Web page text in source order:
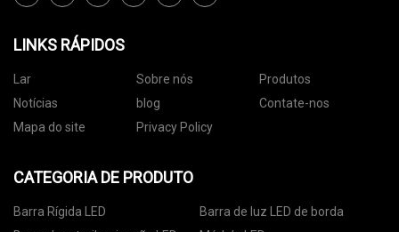
LINKS RÁPIDOS
Lar Sobre nós
Produtos
Notícias
blog
Contate-nos
Mapa do site
Privacy Policy
CATEGORIA DE PRODUTO
Barra Rígida LED
Barra de luz LED de borda